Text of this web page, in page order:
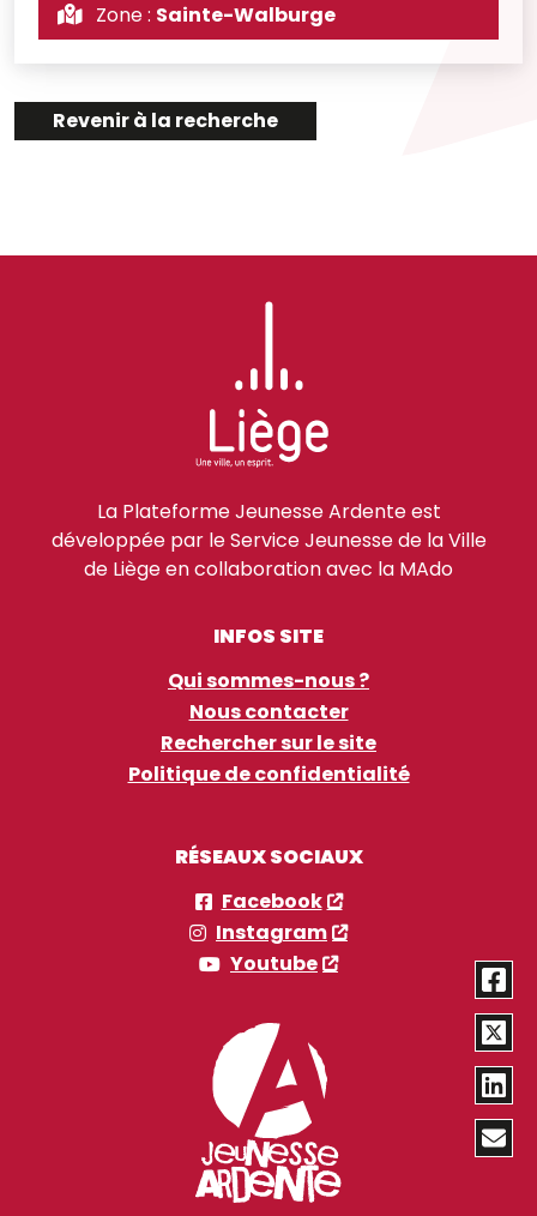
Zone : Sainte-Walburge
Revenir à la recherche
La Plateforme Jeunesse Ardente est
développée par le Service Jeunesse de la Ville
de Liège en collaboration avec la MAdo
INFOS SITE
Qui sommes-nous ?
Nous contacter
Rechercher sur le site
Politique de confidentialité
RÉSEAUX SOCIAUX
Facebook
Instagram
Youtube